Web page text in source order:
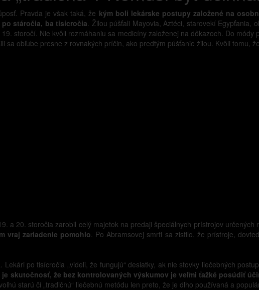
Pravda je však taká, že kým boli lekárske postupy založené na
stáročia, ba tisícročia. Žilou púšťali Mayovia, Aztéci, starovekí Egypťania,
storočí. Nie kvôli rozmáhaniu sa medicíny založenej na dôkazoch. Do módy
sa obľube presne z rovnakých príčin, ako predtým púšťanie žilou. Kvôli tomu,
a 20. storočia zarobil celý majetok na predaji špeciálnych prístrojov
vraj zariadenie pomohlo. Po Abramsovej smrti sa zistilo, že prístroje,
po tisícročia „videli, že fungujú“ desiatky, ak nie stovky liečebných
skutočnosť, že bez kontrolovaných výskumov je veľmi ťažké posúdiť
starú či „tradičnú“ liečebnú metódu len preto, že je dlho používaná a